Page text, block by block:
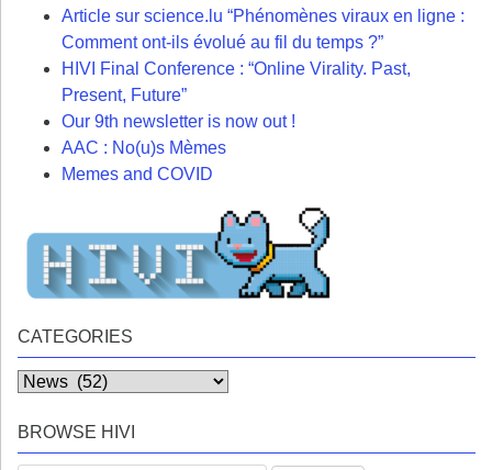
Article sur science.lu “Phénomènes viraux en ligne :
Comment ont-ils évolué au fil du temps ?”
HIVI Final Conference : “Online Virality. Past,
Present, Future”
Our 9th newsletter is now out !
AAC : No(u)s Mèmes
Memes and COVID
CATEGORIES
Categories
BROWSE HIVI